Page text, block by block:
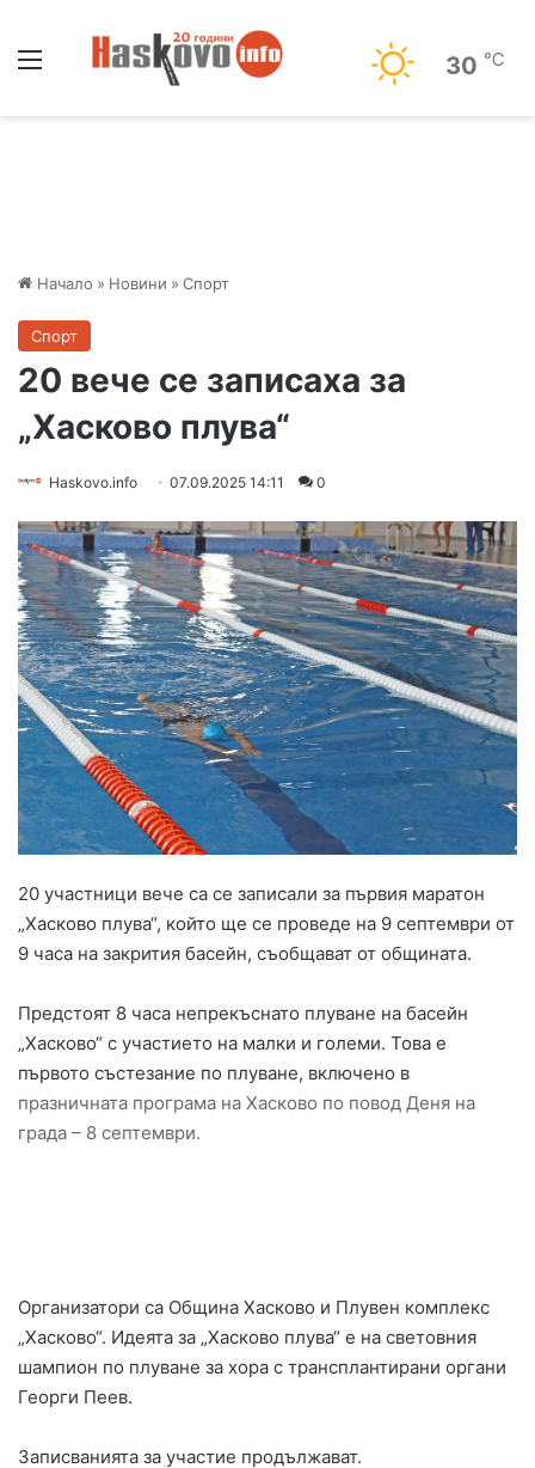
30 ℃
Начало » Новини » Спорт
Спорт
20 вече се записаха за
„Хасково плува“
Haskovo.info 07.09.2025 14:11 0
20 участници вече са се записали за първия маратон
„Хасково плува“, който ще се проведе на 9 септември от
9 часа на закрития басейн, съобщават от общината.
Предстоят 8 часа непрекъснато плуване на басейн
„Хасково“ с участието на малки и големи. Това е
първото състезание по плуване, включено в
празничната програма на Хасково по повод Деня на
града – 8 септември.
Организатори са Община Хасково и Плувен комплекс
„Хасково“. Идеята за „Хасково плува“ е на световния
шампион по плуване за хора с трансплантирани органи
Георги Пеев.
Записванията за участие продължават.